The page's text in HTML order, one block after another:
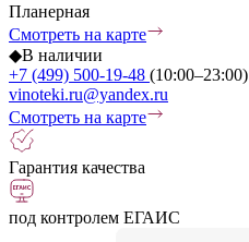
Планерная
Смотреть на карте
◆В наличии
+7 (499) 500-19-48 (10:00–23:00)
vinoteki.ru@yandex.ru
Смотреть на карте
Гарантия качества
под контролем ЕГАИС